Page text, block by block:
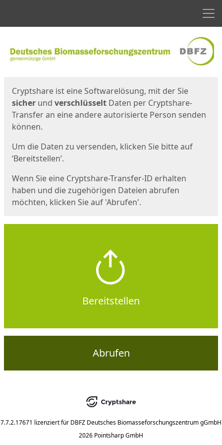
Cryptshare ist eine Softwarelösung, mit der Sie
sicher und verschlüsselt Daten per Cryptshare-
Transfer an eine andere autorisierte Person senden
können.
Um die Daten zu versenden, klicken Sie bitte auf
‘Bereitstellen’.
Wenn Sie eine Cryptshare-Transfer-ID erhalten
haben und die zugehörigen Dateien abrufen
möchten, klicken Sie auf 'Abrufen'.
Bereitstellen
Abrufen
7.7.2.17671 lizenziert für DBFZ Deutsches Biomasseforschungszentrum gGmbH
2026 Pointsharp GmbH